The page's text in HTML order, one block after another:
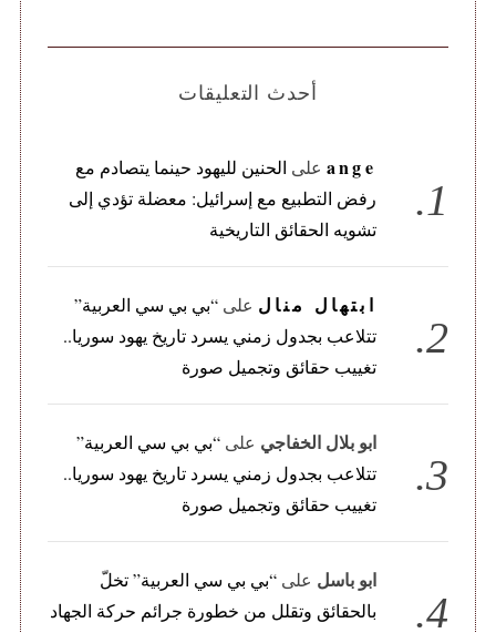
أحدث التعليقات
angeعلى الحنين لليهود حينما يتصادم مع
رفض التطبيع مع إسرائيل: معضلة تؤدي إلى
تشويه الحقائق التاريخية
ابتهال منال على“بي بي سي العربية”
تتلاعب بجدول زمني يسرد تاريخ يهود سوريا..
تغييب حقائق وتجميل صورة
ابو بلال الخفاجي على“بي بي سي العربية”
تتلاعب بجدول زمني يسرد تاريخ يهود سوريا..
تغييب حقائق وتجميل صورة
ابو باسل على“بي بي سي العربية” تخلّ
بالحقائق وتقلل من خطورة جرائم حركة الجهاد